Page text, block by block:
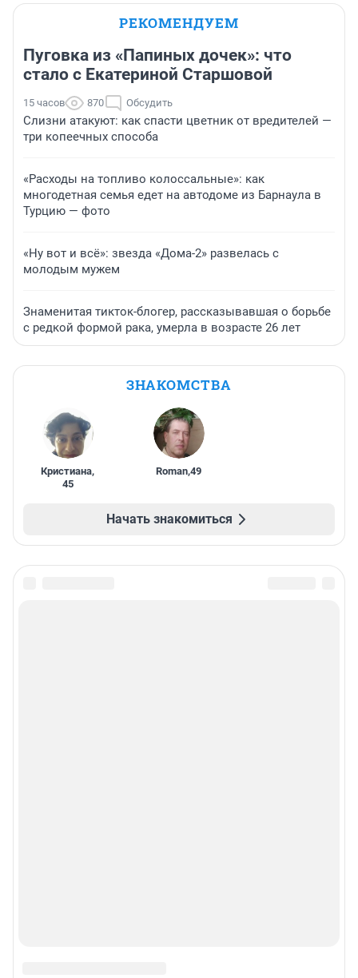
РЕКОМЕНДУЕМ
Пуговка из «Папиных дочек»: что
стало с Екатериной Старшовой
15 часов 870 Обсудить
Слизни атакуют: как спасти цветник от вредителей —
три копеечных способа
«Расходы на топливо колоссальные»: как
многодетная семья едет на автодоме из Барнаула в
Турцию — фото
«Ну вот и всё»: звезда «Дома-2» развелась с
молодым мужем
Знаменитая тикток-блогер, рассказывавшая о борьбе
с редкой формой рака, умерла в возрасте 26 лет
ЗНАКОМСТВА
Кристиана,
45
Roman,49
Начать знакомиться